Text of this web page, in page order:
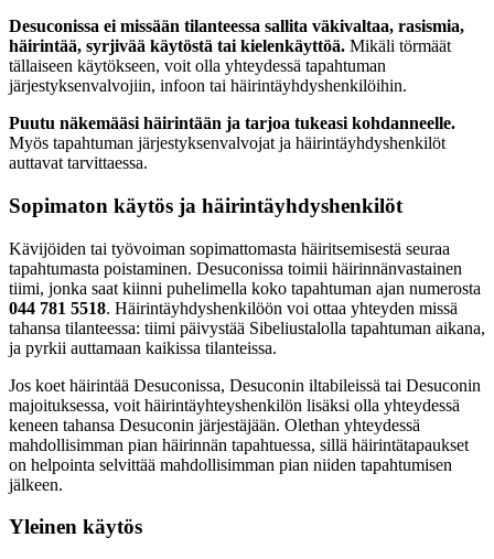
Desuconissa ei missään tilanteessa sallita väkivaltaa, rasismia,
häirintää, syrjivää käytöstä tai kielenkäyttöä. Mikäli törmäät
tällaiseen käytökseen, voit olla yhteydessä tapahtuman
järjestyksenvalvojiin, infoon tai häirintäyhdyshenkilöihin.
Puutu näkemääsi häirintään ja tarjoa tukeasi kohdanneelle.
Myös tapahtuman järjestyksenvalvojat ja häirintäyhdyshenkilöt
auttavat tarvittaessa.
Sopimaton käytös ja häirintäyhdyshenkilöt
Kävijöiden tai työvoiman sopimattomasta häiritsemisestä seuraa
tapahtumasta poistaminen. Desuconissa toimii häirinnänvastainen
tiimi, jonka saat kiinni puhelimella koko tapahtuman ajan numerosta
044 781 5518. Häirintäyhdyshenkilöön voi ottaa yhteyden missä
tahansa tilanteessa: tiimi päivystää Sibeliustalolla tapahtuman aikana,
ja pyrkii auttamaan kaikissa tilanteissa.
Jos koet häirintää Desuconissa, Desuconin iltabileissä tai Desuconin
majoituksessa, voit häirintäyhteyshenkilön lisäksi olla yhteydessä
keneen tahansa Desuconin järjestäjään. Olethan yhteydessä
mahdollisimman pian häirinnän tapahtuessa, sillä häirintätapaukset
on helpointa selvittää mahdollisimman pian niiden tapahtumisen
jälkeen.
Yleinen käytös